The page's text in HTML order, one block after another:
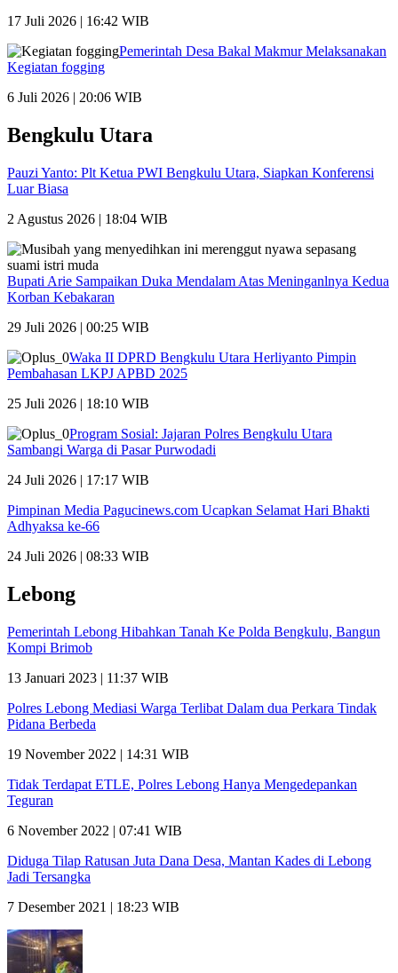
17 Juli 2026 | 16:42 WIB
Pemerintah Desa Bakal Makmur Melaksanakan
Kegiatan fogging
6 Juli 2026 | 20:06 WIB
Bengkulu Utara
Pauzi Yanto: Plt Ketua PWI Bengkulu Utara, Siapkan Konferensi
Luar Biasa
2 Agustus 2026 | 18:04 WIB
Bupati Arie Sampaikan Duka Mendalam Atas Meninganlnya Kedua
Korban Kebakaran
29 Juli 2026 | 00:25 WIB
Waka II DPRD Bengkulu Utara Herliyanto Pimpin
Pembahasan LKPJ APBD 2025
25 Juli 2026 | 18:10 WIB
Program Sosial: Jajaran Polres Bengkulu Utara
Sambangi Warga di Pasar Purwodadi
24 Juli 2026 | 17:17 WIB
Pimpinan Media Pagucinews.com Ucapkan Selamat Hari Bhakti
Adhyaksa ke-66
24 Juli 2026 | 08:33 WIB
Lebong
Pemerintah Lebong Hibahkan Tanah Ke Polda Bengkulu, Bangun
Kompi Brimob
13 Januari 2023 | 11:37 WIB
Polres Lebong Mediasi Warga Terlibat Dalam dua Perkara Tindak
Pidana Berbeda
19 November 2022 | 14:31 WIB
Tidak Terdapat ETLE, Polres Lebong Hanya Mengedepankan
Teguran
6 November 2022 | 07:41 WIB
Diduga Tilap Ratusan Juta Dana Desa, Mantan Kades di Lebong
Jadi Tersangka
7 Desember 2021 | 18:23 WIB